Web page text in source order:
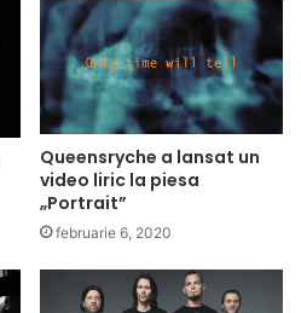
Queensryche a lansat un
video liric la piesa
„Portrait”
februarie 6, 2020